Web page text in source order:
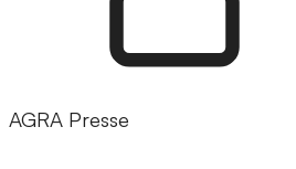
AGRA Presse